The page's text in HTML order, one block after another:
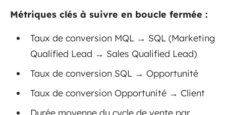
Métriques clés à suivre en boucle fermée :
Taux de conversion MQL → SQL (Marketing
Qualified Lead → Sales Qualified Lead)
Taux de conversion SQL → Opportunité
Taux de conversion Opportunité → Client
Durée moyenne du cycle de vente par